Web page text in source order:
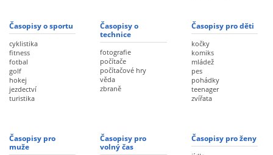
Časopisy o sportu
cyklistika
fitness
fotbal
golf
hokej
jezdectví
turistika
Časopisy o
technice
fotografie
počítače
počítačové hry
věda
zbraně
Časopisy pro děti
kočky
komiks
mládež
pes
pohádky
teenager
zvířata
Časopisy pro
muže
Časopisy pro
volný čas
Časopisy pro ženy